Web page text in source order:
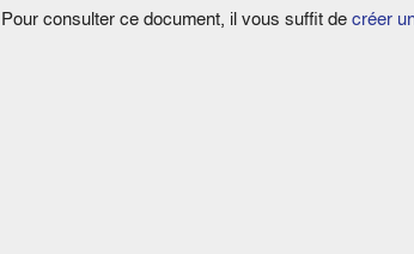
Pour consulter ce document, il vous suffit decréer